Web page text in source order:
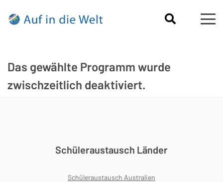
Das gewählte Programm wurde
zwischzeitlich deaktiviert.
Schüleraustausch Länder
Schüleraustausch Australien